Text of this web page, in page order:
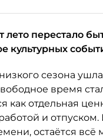
лето перестало
культурных
сезона ушла
время
как отдельная
и отпуском.
остаётся всё